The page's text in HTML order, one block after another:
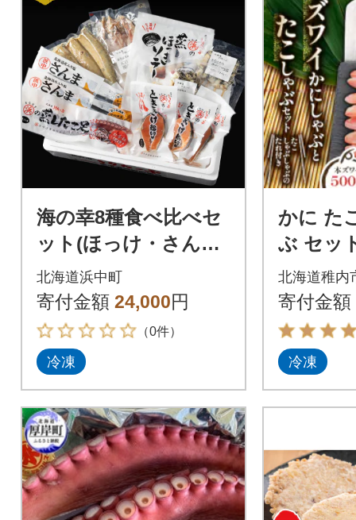
海の幸8種食べ比べセ
ット(ほっけ・さん
ま・時鮭・つぶ貝・た
こ・ほっき貝)_H0001
-115
北海道浜中町
寄付金額 24,000円
（0件）
冷凍
かに た
ぶ セット ( 本ズワイ
かにし
しゃぶ
北海道稚内
寄付金額
冷凍